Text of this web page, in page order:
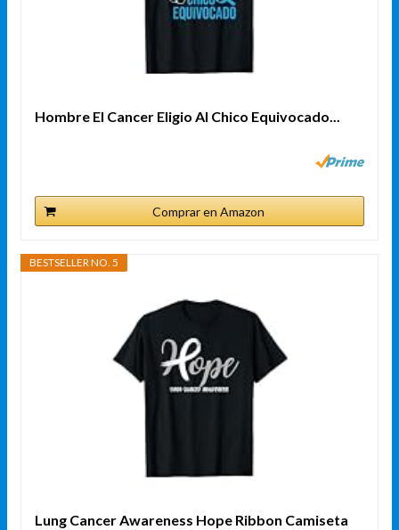
Hombre El Cancer Eligio Al Chico Equivocado...
Comprar en Amazon
BESTSELLER NO. 5
Lung Cancer Awareness Hope Ribbon Camiseta